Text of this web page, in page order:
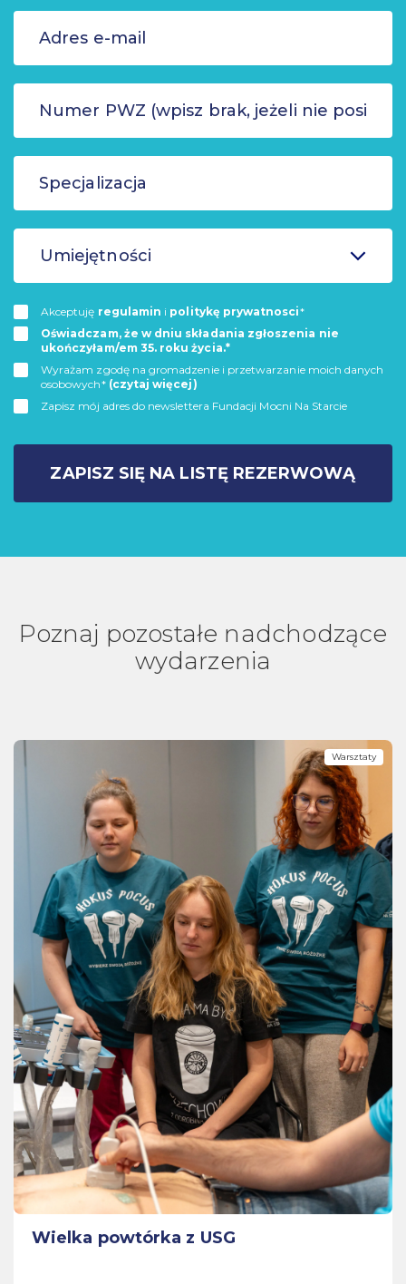
Umiejętności
Akceptuję regulamin i politykę prywatnosci*
Oświadczam, że w dniu składania zgłoszenia nie
ukończyłam/em 35. roku życia.*
Wyrażam zgodę na gromadzenie i przetwarzanie moich danych
osobowych* (czytaj więcej)
Zapisz mój adres do newslettera Fundacji Mocni Na Starcie
ZAPISZ SIĘ NA LISTĘ REZERWOWĄ
Poznaj pozostałe nadchodzące
wydarzenia
Warsztaty
Wielka powtórka z USG